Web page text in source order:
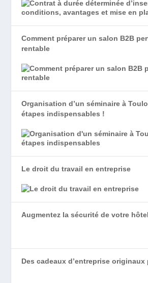
Comment préparer un salon B2B
rentable
Organisation d’un séminaire à
étapes indispensables !
Le droit du travail en entreprise
Augmentez la sécurité de votre hôtel
Des cadeaux d’entreprise